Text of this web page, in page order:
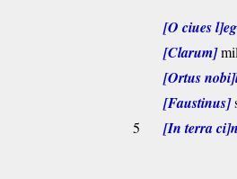
[O ciues
[Clarum]
[Ortus
[Faustinus]
5 [In terra